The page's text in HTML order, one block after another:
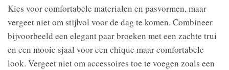
Kies voor comfortabele materialen en pasvormen, maar
vergeet niet om stijlvol voor de dag te komen. Combineer
bijvoorbeeld een elegant paar broeken met een zachte trui
en een mooie sjaal voor een chique maar comfortabele
look. Vergeet niet om accessoires toe te voegen zoals een